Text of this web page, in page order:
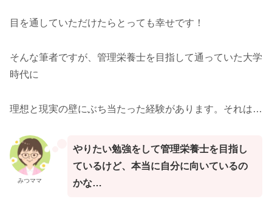
目を通していただけたらとっても幸せです！
そんな筆者ですが、管理栄養士を目指して通っていた大学
時代に
理想と現実の壁にぶち当たった経験があります。それは…
みつママ
やりたい勉強をして管理栄養士を目指し
ているけど、本当に自分に向いているの
かな…